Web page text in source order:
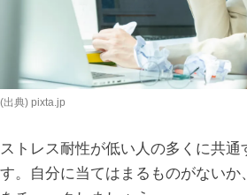
(出典) pixta.jp
ストレス耐性が低い人の多くに共通
す。自分に当てはまるものがないか